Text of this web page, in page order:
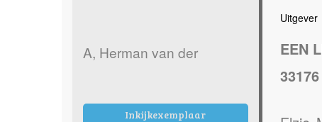
A, Herman van der
Inkijkexemplaar
Uitgever
EEN